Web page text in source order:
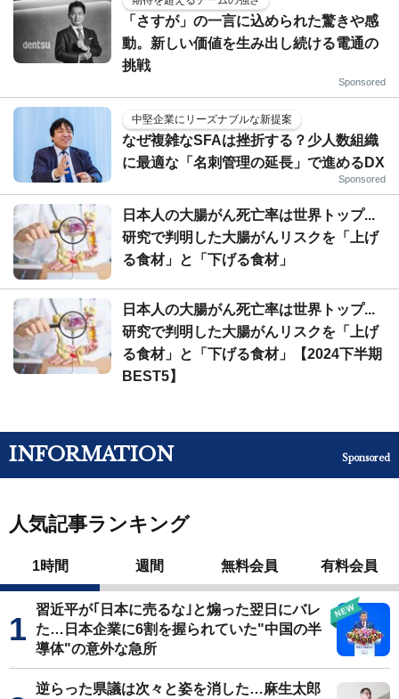
「さすが」の一言に込められた驚きや感
動。新しい価値を生み出し続ける電通の
挑戦
Sponsored
中堅企業にリーズナブルな新提案
なぜ複雑なSFAは挫折する？少人数組織
に最適な「名刺管理の延長」で進めるDX
Sponsored
日本人の大腸がん死亡率は世界トップ...
研究で判明した大腸がんリスクを「上げ
る食材」と「下げる食材」
日本人の大腸がん死亡率は世界トップ...
研究で判明した大腸がんリスクを「上げ
る食材」と「下げる食材」【2024下半期
BEST5】
INFORMATION Sponsored
人気記事ランキング
1時間 週間 無料会員 有料会員
習近平が｢日本に売るな｣と煽った翌日にバレ
た…日本企業に6割を握られていた"中国の半
導体"の意外な急所
逆らった県議は次々と姿を消した…麻生太郎